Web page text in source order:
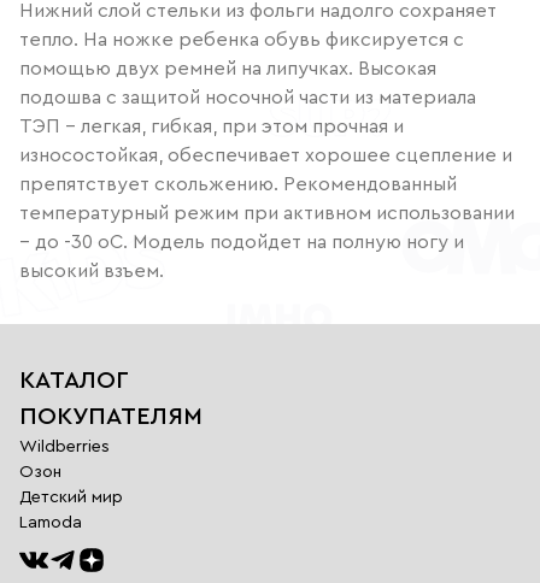
Нижний слой стельки из фольги надолго сохраняет
тепло. На ножке ребенка обувь фиксируется с
помощью двух ремней на липучках. Высокая
подошва с защитой носочной части из материала
ТЭП - легкая, гибкая, при этом прочная и
износостойкая, обеспечивает хорошее сцепление и
препятствует скольжению. Рекомендованный
температурный режим при активном использовании
– до -30 оС. Модель подойдет на полную ногу и
высокий взъем.
КАТАЛОГ
ПОКУПАТЕЛЯМ
Wildberries
Озон
Детский мир
Lamoda